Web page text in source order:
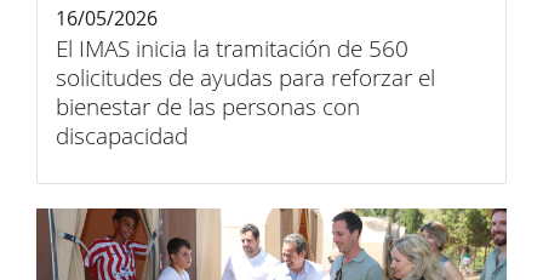
El IMAS inicia la tramitación de 560
solicitudes de ayudas para reforzar el
bienestar de las personas con
discapacidad
16/05/2026